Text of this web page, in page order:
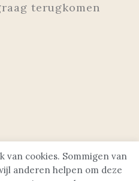
terugkomen
van cookies. Sommigen van
anderen helpen om deze